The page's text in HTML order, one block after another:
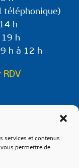
services et contenus
permettre de
téléphonique)
h
h
h à 12 h
RDV
de